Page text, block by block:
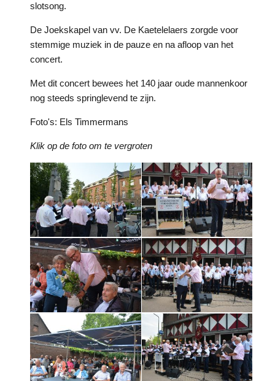
slotsong.
De Joekskapel van vv. De Kaetelelaers zorgde voor
stemmige muziek in de pauze en na afloop van het
concert.
Met dit concert bewees het 140 jaar oude mannenkoor
nog steeds springlevend te zijn.
Foto's: Els Timmermans
Klik op de foto om te vergroten